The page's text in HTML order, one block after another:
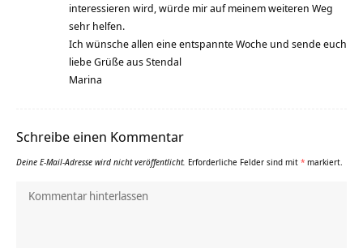
interessieren wird, würde mir auf meinem weiteren Weg
sehr helfen.
Ich wünsche allen eine entspannte Woche und sende euch
liebe Grüße aus Stendal
Marina
Schreibe einen Kommentar
Deine E-Mail-Adresse wird nicht veröffentlicht. Erforderliche Felder sind mit * markiert.